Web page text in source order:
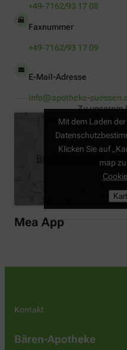
+49-7162/93 17 08
Faxnummer
+49-7162/93 17 09
E-Mail-Adresse
info@apotheke-
Zu unserem
Bären-Apotheke,
Mit dem Laden
Klicken Sie auf
map
Mea App
Kontakt
Bären-Apotheke